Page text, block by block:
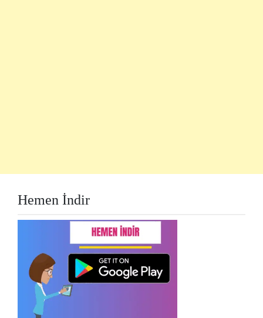
Hemen İndir